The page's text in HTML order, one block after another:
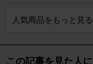
人気商品をもっと見る
この記事を見た人